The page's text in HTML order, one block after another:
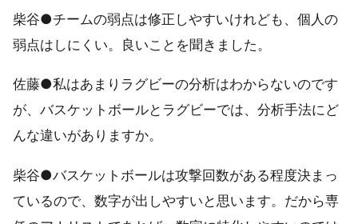
柴谷●チームの弱点は修正しやすいけれども、個人の
弱点はしにくい。良いことを聞きました。
佐藤●私はあまりラグビーの分析はわからないのです
が、バスケットボールとラグビーでは、分析手法にど
んな違いがありますか。
柴谷●バスケットボールは攻撃回数がある程度決まっ
ているので、数字が出しやすいと思います。だから専